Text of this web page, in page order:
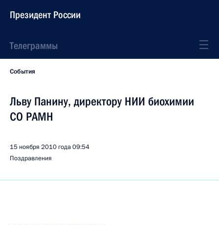
Президент России
Телеграммы
События
Льву Панину, директору НИИ биохимии
СО РАМН
15 ноября 2010 года09:54
Поздравления